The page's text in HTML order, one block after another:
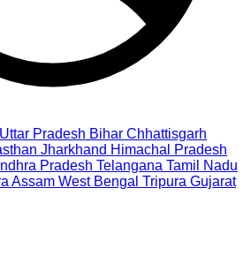
Uttar Pradesh Bihar Chhattisgarh
Jharkhand Himachal Pradesh
Pradesh Telangana Tamil Nadu
Assam West Bengal Tripura Gujarat